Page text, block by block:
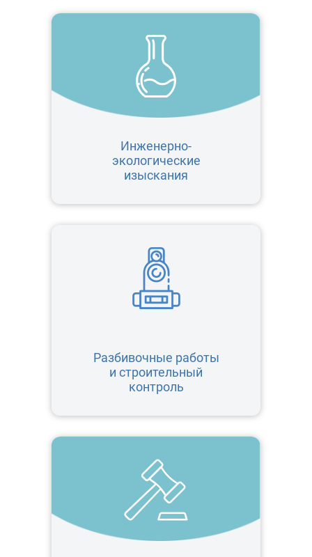
Инженерно-
экологические
изыскания
Разбивочные работы
и строительный
контроль